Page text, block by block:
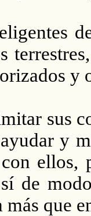
y
sus
y
ellos,
de
más que